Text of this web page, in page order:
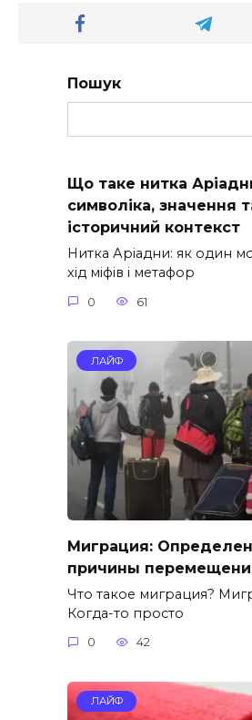
Пошук
Що таке нитка
символіка, значення
історичний контекст
Нитка Аріадни: як один
хід міфів і метафор
0 61
ЛАЙФ
Миграция:
причины
Что такое миграция?
Когда-то просто
0 42
ЛАЙФ